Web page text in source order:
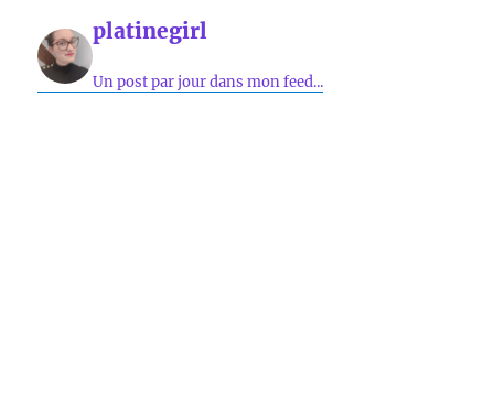
platinegirl
Un post par jour dans mon feed...